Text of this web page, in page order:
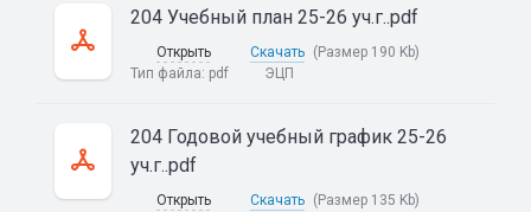
204 Учебный план 25-26 уч.г..pdf
Открыть Скачать (Размер 190 Kb)
Тип файла: pdf ЭЦП
204 Годовой учебный график 25-26
уч.г..pdf
Открыть Скачать (Размер 135 Kb)